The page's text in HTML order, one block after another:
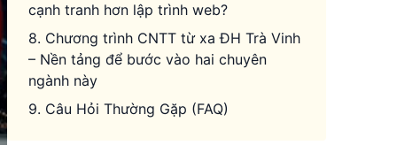
cạnh tranh hơn lập trình web?
8. Chương trình CNTT từ xa ĐH Trà Vinh
– Nền tảng để bước vào hai chuyên
ngành này
9. Câu Hỏi Thường Gặp (FAQ)